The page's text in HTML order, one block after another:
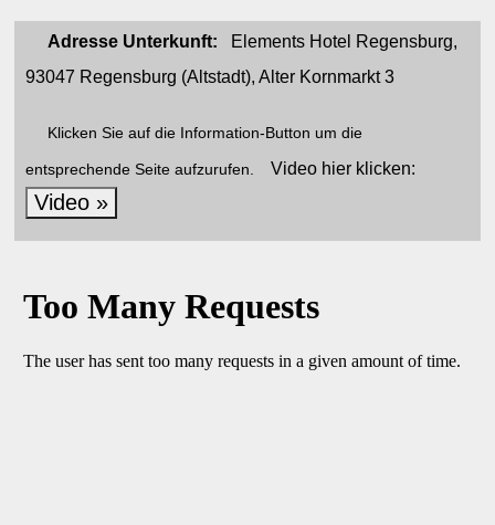
Adresse Unterkunft: Elements Hotel Regensburg,
93047 Regensburg (Altstadt), Alter Kornmarkt 3
Klicken Sie auf die Information-Button um die
entsprechende Seite aufzurufen. Video hier klicken:
Video »